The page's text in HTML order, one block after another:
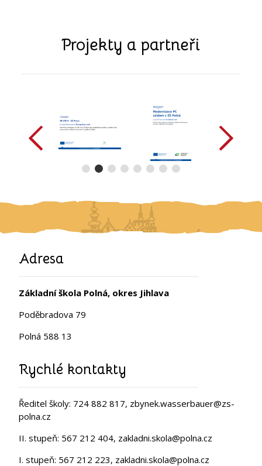
Projekty a partneři
Adresa
Základní škola Polná, okres Jihlava
Poděbradova 79
Polná 588 13
Rychlé kontakty
Ředitel školy: 724 882 817, zbynek.wasserbauer@zs-
polna.cz
II. stupeň: 567 212 404, zakladni.skola@polna.cz
I. stupeň: 567 212 223, zakladni.skola@polna.cz